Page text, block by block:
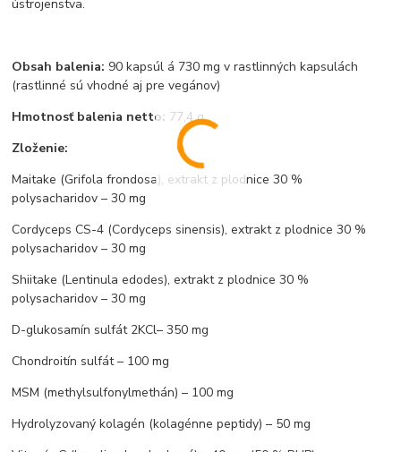
ústrojenstva.
Obsah balenia: 90 kapsúl á 730 mg v rastlinných kapsulách
(rastlinné sú vhodné aj pre vegánov)
Hmotnosť balenia netto: 77,4 g
Zloženie:
Maitake (Grifola frondosa), extrakt z plodnice 30 %
polysacharidov – 30 mg
Cordyceps CS-4 (Cordyceps sinensis), extrakt z plodnice 30 %
polysacharidov – 30 mg
Shiitake (Lentinula edodes), extrakt z plodnice 30 %
polysacharidov – 30 mg
D-glukosamín sulfát 2KCl– 350 mg
Chondroitín sulfát – 100 mg
MSM (methylsulfonylmethán) – 100 mg
Hydrolyzovaný kolagén (kolagénne peptidy) – 50 mg